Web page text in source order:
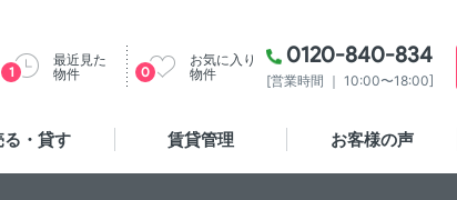
0120-840-834
[営業時間 ｜ 10:00〜18:00]
最近見た
物件
1
お気に入り
物件
0
る・貸す 賃貸管理 お客様の声